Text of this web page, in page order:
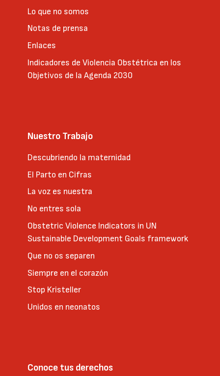
Lo que no somos
Notas de prensa
Enlaces
Indicadores de Violencia Obstétrica en los
Objetivos de la Agenda 2030
Nuestro Trabajo
Descubriendo la maternidad
El Parto en Cifras
La voz es nuestra
No entres sola
Obstetric Violence Indicators in UN
Sustainable Development Goals framework
Que no os separen
Siempre en el corazón
Stop Kristeller
Unidos en neonatos
Conoce tus derechos